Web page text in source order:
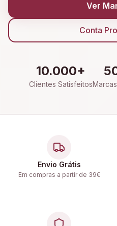
Ver
Conta
10.000+
Clientes Satisfeitos
Envio Grátis
Em compras a partir de 39€